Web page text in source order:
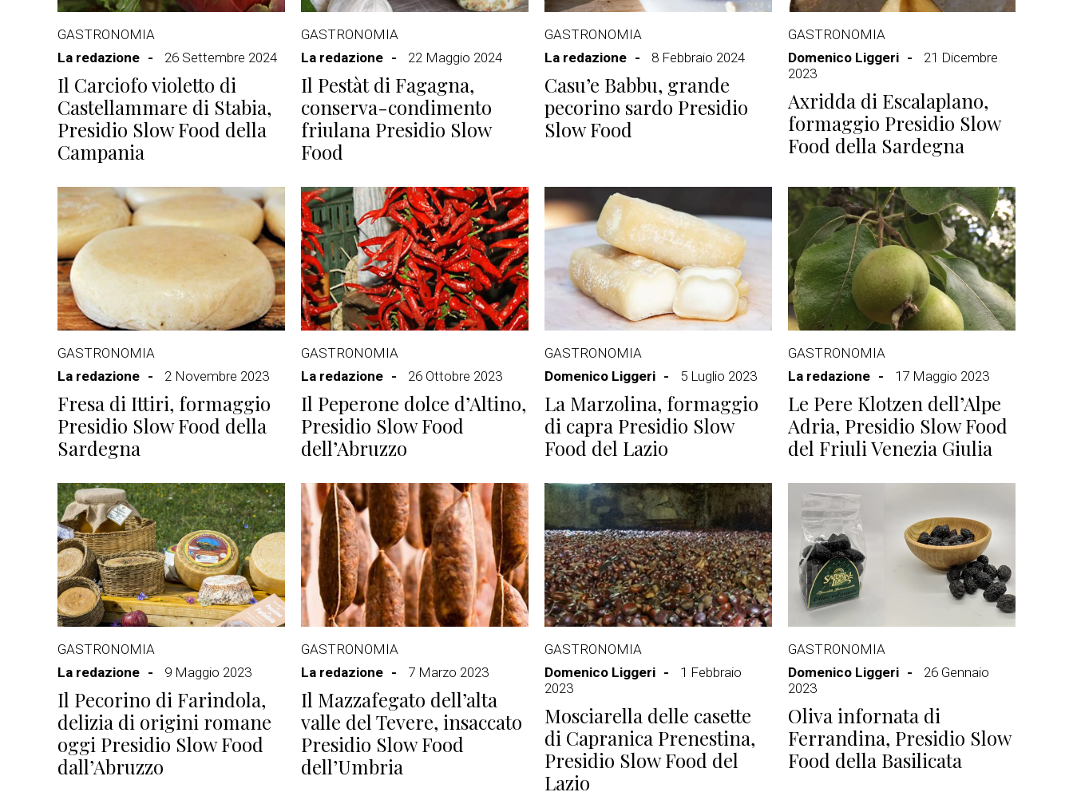
GASTRONOMIA
La redazione
26 Settembre 2024
Il Carciofo violetto di
Castellammare di Stabia,
Presidio Slow Food della
Campania
GASTRONOMIA
La redazione
22 Maggio 2024
Il Pestàt di Fagagna,
conserva-condimento
friulana Presidio Slow
Food
GASTRONOMIA
La redazione
8 Febbraio 2024
Casu’e Babbu, grande
pecorino sardo Presidio
Slow Food
GASTRONOMIA
Domenico Liggeri
21 Dicembre
2023
Axridda di Escalaplano,
formaggio Presidio Slow
Food della Sardegna
GASTRONOMIA
La redazione
2 Novembre 2023
Fresa di Ittiri, formaggio
Presidio Slow Food della
Sardegna
GASTRONOMIA
La redazione
26 Ottobre 2023
Il Peperone dolce d’Altino,
Presidio Slow Food
dell’Abruzzo
GASTRONOMIA
Domenico Liggeri
5 Luglio 2023
La Marzolina, formaggio
di capra Presidio Slow
Food del Lazio
GASTRONOMIA
La redazione
17 Maggio 2023
Le Pere Klotzen dell’Alpe
Adria, Presidio Slow Food
del Friuli Venezia Giulia
GASTRONOMIA
La redazione
9 Maggio 2023
Il Pecorino di Farindola,
delizia di origini romane
oggi Presidio Slow Food
dall’Abruzzo
GASTRONOMIA
La redazione
7 Marzo 2023
Il Mazzafegato dell’alta
valle del Tevere, insaccato
Presidio Slow Food
dell’Umbria
GASTRONOMIA
Domenico Liggeri
1 Febbraio
2023
Mosciarella delle casette
di Capranica Prenestina,
Presidio Slow Food del
Lazio
GASTRONOMIA
Domenico Liggeri
26 Gennaio
2023
Oliva infornata di
Ferrandina, Presidio Slow
Food della Basilicata